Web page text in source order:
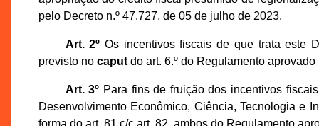
pelo Decreto n.º 47.727, de 05 de julho de 2023.
Art. 2º Os incentivos fiscais de que trata este
previsto no caputdo art. 6.º do Regulamento
Art. 3º Para fins de fruição dos incentivos
Desenvolvimento Econômico, Ciência, Tecnologia e
forma do art. 81 c/c art. 82, ambos do Regulamento